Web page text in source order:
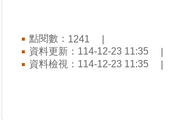
網
路
點閱數： 1241
資料更新： 114-12-23 11:35
資料檢視： 114-12-23 11:35